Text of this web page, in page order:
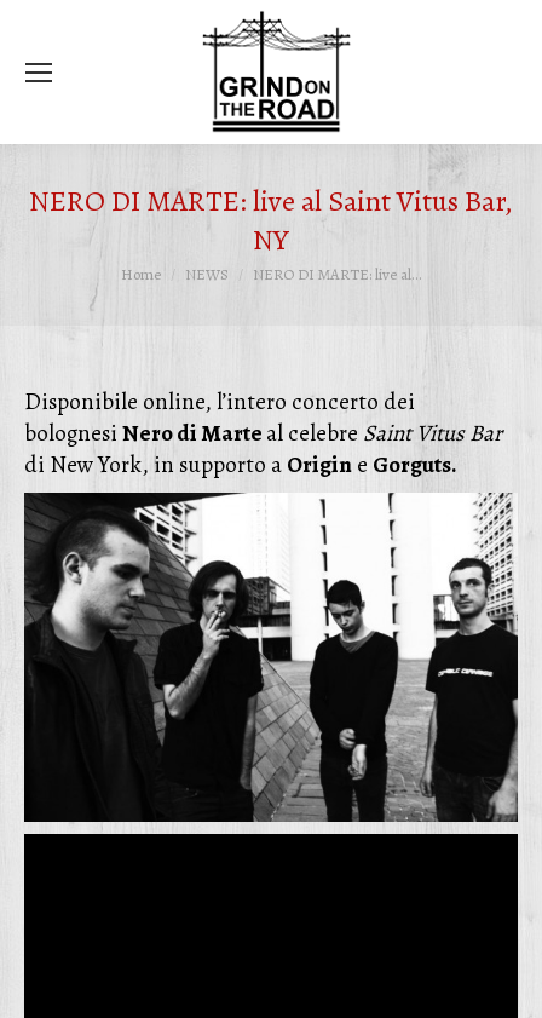
NERO DI MARTE: live al Saint Vitus Bar,
NY
Tu sei qui:
Home NEWS NERO DI MARTE: live al…
Disponibile online, l’intero concerto dei
bolognesiNero di Marteal celebre Saint Vitus Bar
di New York, in supporto aOrigine Gorguts.